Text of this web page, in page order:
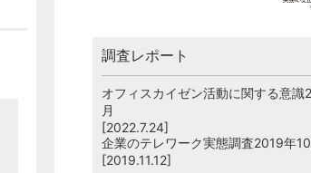
調査レポート
オフィスカイゼン活動に関する意識
月
[2022.7.24]
企業のテレワーク実態調査2019年
[2019.11.12]